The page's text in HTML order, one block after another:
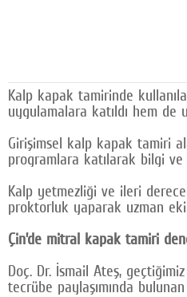
Kalp kapak tamirinde
uygulamalara katıldı hem
Girişimsel kalp kapak tamiri
programlara katılarak bilgi ve
Kalp yetmezliği ve ileri
proktorluk yaparak uzman
Çin’de mitral kapak tamiri
Doç. Dr. İsmail Ateş,
tecrübe paylaşımında